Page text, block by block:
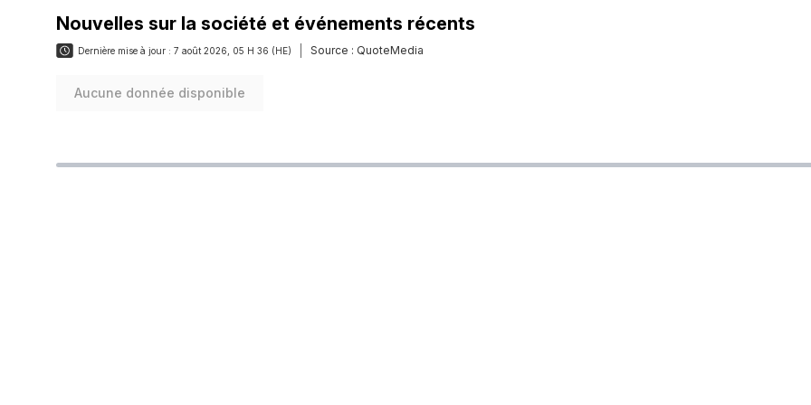
Nouvelles sur la société et événements récents
Dernière mise à jour : 7 août 2026, 05 H 36 (HE) Source : QuoteMedia
Aucune donnée disponible